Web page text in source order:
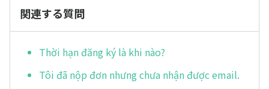
関連する質問
Thời hạn đăng ký là khi nào?
Tôi đã nộp đơn nhưng chưa nhận được email.